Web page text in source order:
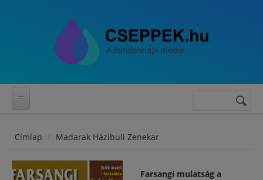
Keresés
Címlap Madarak Házibuli Zenekar
Farsangi mulatság a